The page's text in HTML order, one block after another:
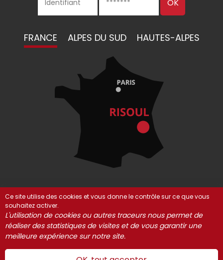
FRANCE ALPES DU SUD HAUTES-ALPES
© Risoul 2021-2025 Mentions Légales
Partenaires
Gestion des cookies
Ce site utilise des cookies et vous donne le contrôle sur ce que vous
souhaitez activer.
L'utilisation de cookies ou autres traceurs nous permet de
réaliser des statistiques de visites et de vous garantir une
meilleure expérience sur notre site.